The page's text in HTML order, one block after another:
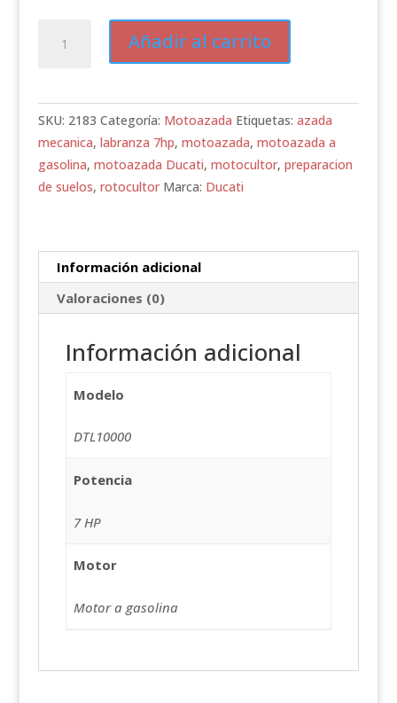
DUCATI
GASOLINA
7
HP
cantidad
Añadir al carrito
SKU: 2183 Categoría: Motoazada Etiquetas: azada
mecanica, labranza 7hp, motoazada, motoazada a
gasolina, motoazada Ducati, motocultor, preparacion
de suelos, rotocultor Marca: Ducati
Información adicional
Valoraciones (0)
Información adicional
Modelo
DTL10000
Potencia
7 HP
Motor
Motor a gasolina